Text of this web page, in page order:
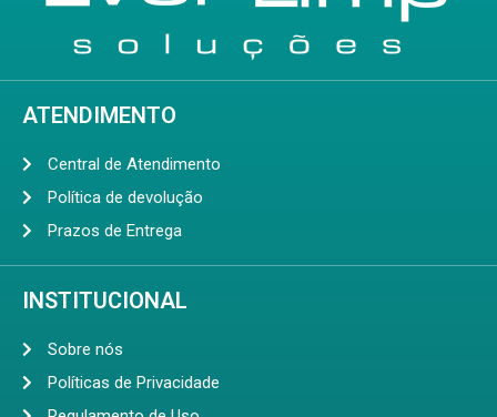
ATENDIMENTO
Central de Atendimento
Política de devolução
Prazos de Entrega
INSTITUCIONAL
Sobre nós
Políticas de Privacidade